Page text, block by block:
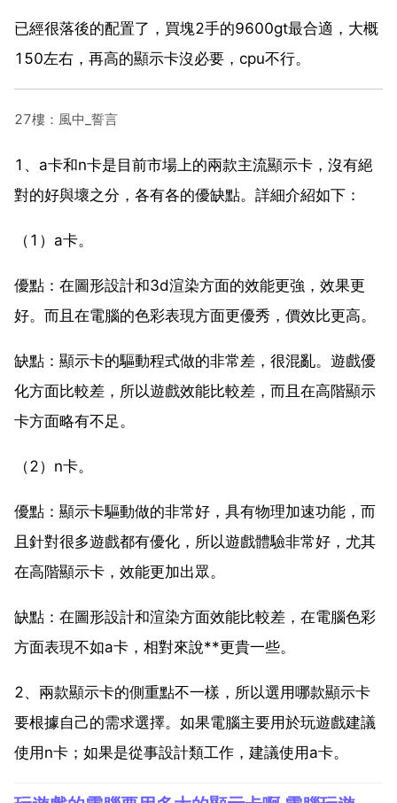
已經很落後的配置了，買塊2手的9600gt最合適，大概
150左右，再高的顯示卡沒必要，cpu不行。
27樓：風中_誓言
1、a卡和n卡是目前市場上的兩款主流顯示卡，沒有絕
對的好與壞之分，各有各的優缺點。詳細介紹如下：
（1）a卡。
優點：在圖形設計和3d渲染方面的效能更強，效果更
好。而且在電腦的色彩表現方面更優秀，價效比更高。
缺點：顯示卡的驅動程式做的非常差，很混亂。遊戲優
化方面比較差，所以遊戲效能比較差，而且在高階顯示
卡方面略有不足。
（2）n卡。
優點：顯示卡驅動做的非常好，具有物理加速功能，而
且針對很多遊戲都有優化，所以遊戲體驗非常好，尤其
在高階顯示卡，效能更加出眾。
缺點：在圖形設計和渲染方面效能比較差，在電腦色彩
方面表現不如a卡，相對來說**更貴一些。
2、兩款顯示卡的側重點不一樣，所以選用哪款顯示卡
要根據自己的需求選擇。如果電腦主要用於玩遊戲建議
使用n卡；如果是從事設計類工作，建議使用a卡。